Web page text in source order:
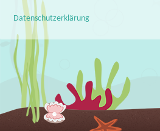
Datenschutzerklärung